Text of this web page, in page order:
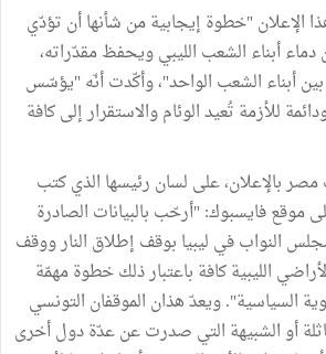
الإعلان "خطوة إيجابية من شأنها أن تؤدّي
أبناء الشعب الليبي ويحفظ مقدّراته،
أبناء الشعب الواحد"، وأكّدت أنّه "يؤسّس
للأزمة تُعيد الوئام والاستقرار إلى كافة
بالإعلان، على لسان رئيسها الذي كتب
فايسبوك: "أرحّب بالبيانات الصادرة
النواب في ليبيا بوقف إطلاق النار ووقف
الليبية كافة باعتبار ذلك خطوة مهمّة
السياسية". ويعدّ هذان الموقفان التونسي
أو الشبيهة التي صدرت عن عدّة دول أخرى